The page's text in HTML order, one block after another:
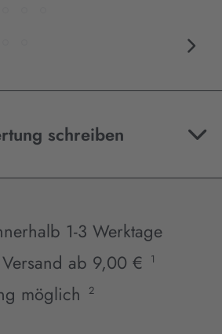
schreiben
1-3 Werktage
Versand ab 9,00 €
1
möglich 2